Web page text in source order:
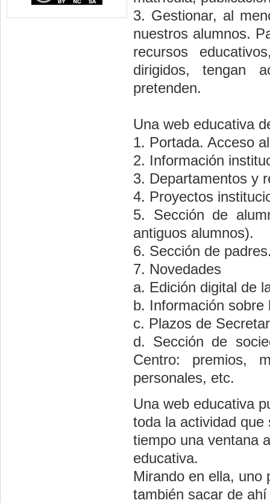
3. Gestionar, al
nuestros alumnos.
recursos
dirigidos, tengan
pretenden.
Una web educativa
1. Portada. Acceso
2. Información
3. Departamentos y
4. Proyectos
5. Sección de
antiguos alumnos).
6. Sección de
7. Novedades
a. Edición digital de
b. Información
c. Plazos de
d. Sección de
Centro: premios,
personales, etc.
Una web educativa
toda la actividad
tiempo una ventana
educativa.
Mirando en ella, uno
también sacar de